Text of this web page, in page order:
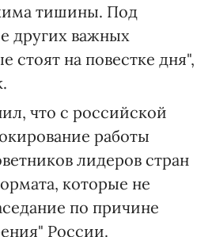
тишины. Под
других важных
стоят на повестке дня",
что с российской
работы
лидеров стран
которые не
по причине
России.